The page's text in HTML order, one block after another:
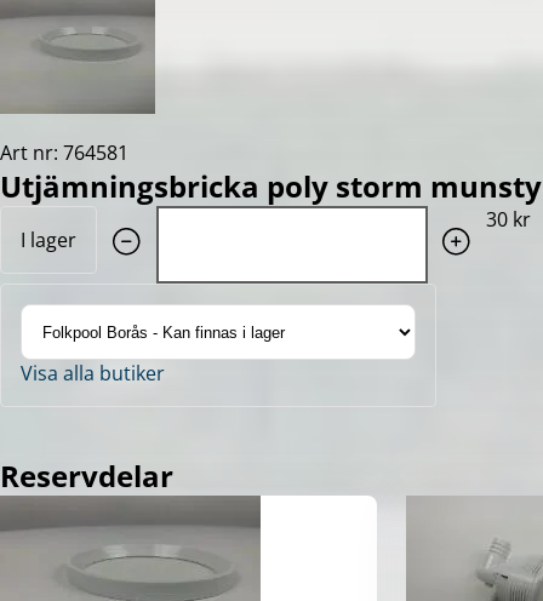
Art nr: 764581
Utjämningsbricka poly storm
I lager
30 kr
Visa alla butiker
Reservdelar